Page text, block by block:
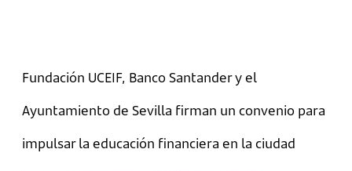
Fundación UCEIF, Banco Santander y el
Ayuntamiento de Sevilla firman un convenio para
impulsar la educación financiera en la ciudad